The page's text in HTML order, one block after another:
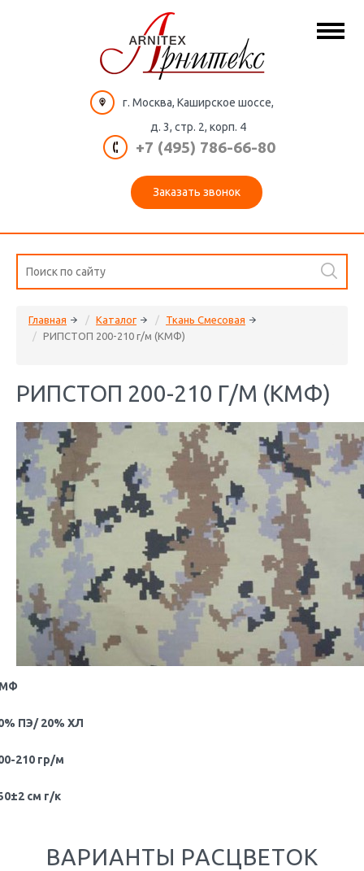
г. Москва, Каширское шоссе,
д. 3, стр. 2, корп. 4
+7 (495) 786-66-80
Заказать звонок
Главная Каталог
Ткань Смесовая
РИПСТОП 200-210 г/м (КМФ)
РИПСТОП 200-210 Г/М (КМФ)
ПЭ/ 20% ХЛ
210 гр/м
см г/к
ВАРИАНТЫ РАСЦВЕТОК